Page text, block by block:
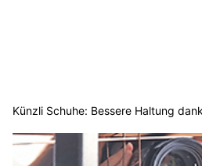
Künzli Schuhe: Bessere Haltung